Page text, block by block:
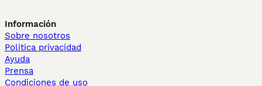
Información
Sobre nosotros
Politica privacidad
Ayuda
Prensa
Condiciones de uso